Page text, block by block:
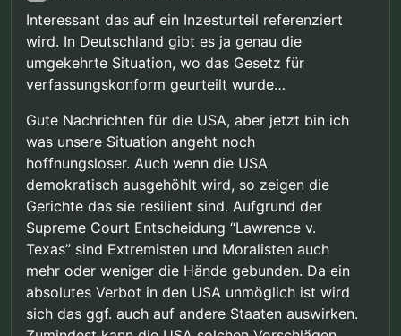
Interessant das auf ein Inzesturteil referenziert
wird. In Deutschland gibt es ja genau die
umgekehrte Situation, wo das Gesetz für
verfassungskonform geurteilt wurde…
Gute Nachrichten für die USA, aber jetzt bin ich
was unsere Situation angeht noch
hoffnungsloser. Auch wenn die USA
demokratisch ausgehöhlt wird, so zeigen die
Gerichte das sie resilient sind. Aufgrund der
Supreme Court Entscheidung “Lawrence v.
Texas” sind Extremisten und Moralisten auch
mehr oder weniger die Hände gebunden. Da ein
absolutes Verbot in den USA unmöglich ist wird
sich das ggf. auch auf andere Staaten auswirken.